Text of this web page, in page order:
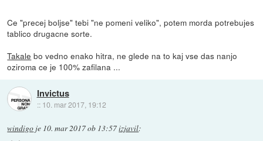
Ce "precej boljse" tebi "ne pomeni veliko", potem morda potrebujes
tablico drugacne sorte.
Takale bo vedno enako hitra, ne glede na to kaj vse das nanjo
oziroma ce je 100% zafilana ...
Invictus
:: 10. mar 2017, 19:12
windigo je 10. mar 2017 ob 13:57izjavil: